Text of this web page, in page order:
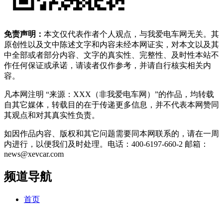
免责声明： 本文仅代表作者个人观点，与我爱电车网无关。其
原创性以及文中陈述文字和内容未经本网证实，对本文以及其
中全部或者部分内容、文字的真实性、完整性、及时性本站不
作任何保证或承诺，请读者仅作参考，并请自行核实相关内
容。
凡本网注明 “来源：XXX（非我爱电车网）”的作品，均转载
自其它媒体，转载目的在于传递更多信息，并不代表本网赞同
其观点和对其真实性负责。
如因作品内容、版权和其它问题需要同本网联系的，请在一周
内进行，以便我们及时处理。电话：400-6197-660-2 邮箱：
news@xevcar.com
频道导航
首页